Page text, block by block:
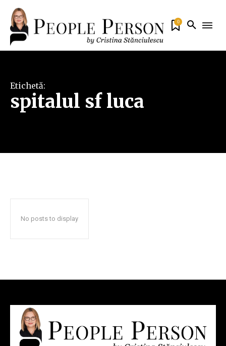
0
Etichetă:
spitalul sf luca
No posts to display